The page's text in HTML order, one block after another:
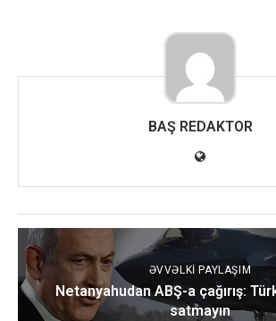
BAŞ REDAKTOR
ƏVVƏLKI PAYLAŞIM
Netanyahudan ABŞ-a çağırış:
satmayın